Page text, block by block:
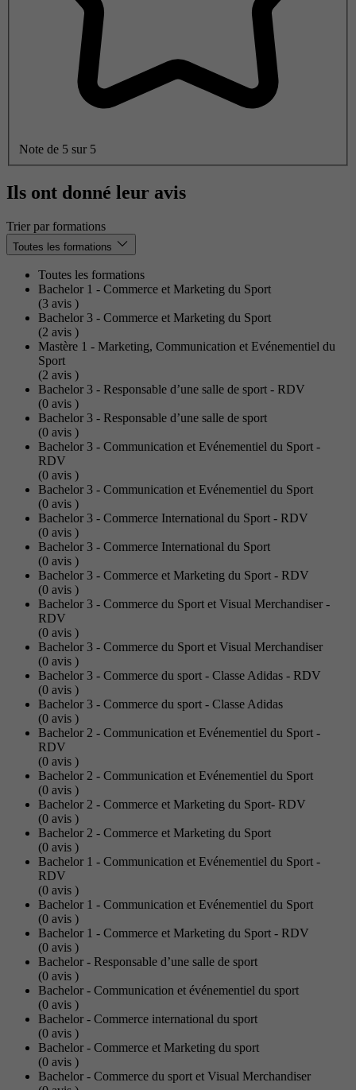
Note de 5 sur 5
Ils ont donné leur avis
Trier par formations
Toutes les formations
Toutes les formations
Bachelor 1 - Commerce et Marketing du Sport
(3 avis )
Bachelor 3 - Commerce et Marketing du Sport
(2 avis )
Mastère 1 - Marketing, Communication et Evénementiel du
Sport
(2 avis )
Bachelor 3 - Responsable d’une salle de sport - RDV
(0 avis )
Bachelor 3 - Responsable d’une salle de sport
(0 avis )
Bachelor 3 - Communication et Evénementiel du Sport -
RDV
(0 avis )
Bachelor 3 - Communication et Evénementiel du Sport
(0 avis )
Bachelor 3 - Commerce International du Sport - RDV
(0 avis )
Bachelor 3 - Commerce International du Sport
(0 avis )
Bachelor 3 - Commerce et Marketing du Sport - RDV
(0 avis )
Bachelor 3 - Commerce du Sport et Visual Merchandiser -
RDV
(0 avis )
Bachelor 3 - Commerce du Sport et Visual Merchandiser
(0 avis )
Bachelor 3 - Commerce du sport - Classe Adidas - RDV
(0 avis )
Bachelor 3 - Commerce du sport - Classe Adidas
(0 avis )
Bachelor 2 - Communication et Evénementiel du Sport -
RDV
(0 avis )
Bachelor 2 - Communication et Evénementiel du Sport
(0 avis )
Bachelor 2 - Commerce et Marketing du Sport- RDV
(0 avis )
Bachelor 2 - Commerce et Marketing du Sport
(0 avis )
Bachelor 1 - Communication et Evénementiel du Sport -
RDV
(0 avis )
Bachelor 1 - Communication et Evénementiel du Sport
(0 avis )
Bachelor 1 - Commerce et Marketing du Sport - RDV
(0 avis )
Bachelor - Responsable d’une salle de sport
(0 avis )
Bachelor - Communication et événementiel du sport
(0 avis )
Bachelor - Commerce international du sport
(0 avis )
Bachelor - Commerce et Marketing du sport
(0 avis )
Bachelor - Commerce du sport et Visual Merchandiser